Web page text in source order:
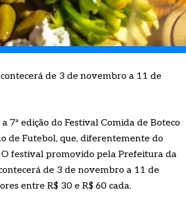
de 3 de novembro a 11 de
7ª edição do Festival Comida de Boteco
de Futebol, que, diferentemente do
festival promovido pela Prefeitura da
de 3 de novembro a 11 de
entre R$ 30 e R$ 60 cada.